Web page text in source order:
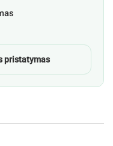
pristatymas